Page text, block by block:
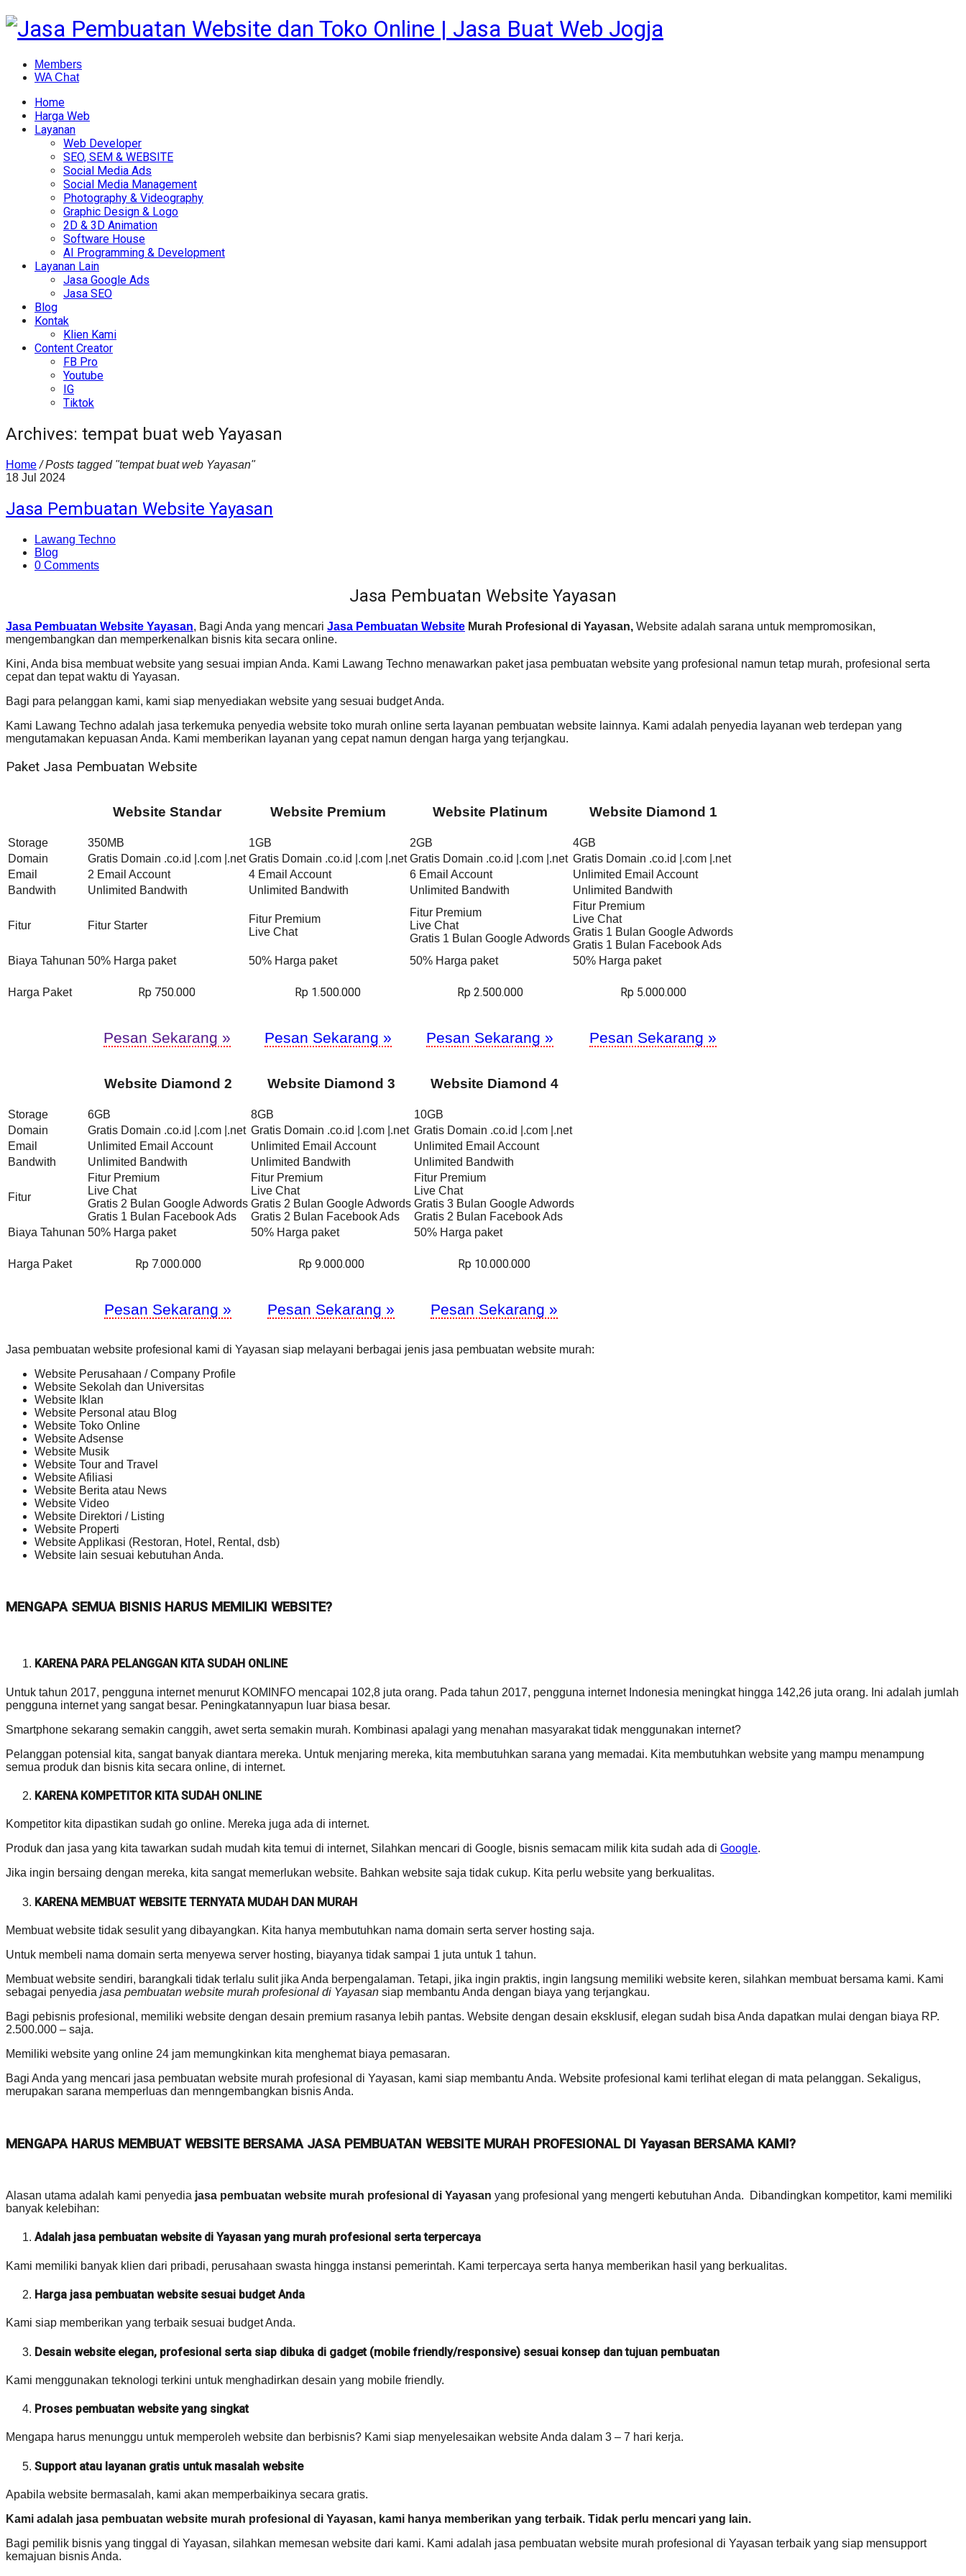
Members
WA Chat
Home
Harga Web
Layanan
Web Developer
SEO, SEM & WEBSITE
Social Media Ads
Social Media Management
Photography & Videography
Graphic Design & Logo
2D & 3D Animation
Software House
AI Programming & Development
Layanan Lain
Jasa Google Ads
Jasa SEO
Blog
Kontak
Klien Kami
Content Creator
FB Pro
Youtube
IG
Tiktok
Archives: tempat buat web Yayasan
Home / Posts tagged "tempat buat web Yayasan"
18 Jul 2024
Jasa Pembuatan Website Yayasan
Lawang Techno
Blog
0 Comments
Jasa Pembuatan Website Yayasan
Jasa Pembuatan Website Yayasan, Bagi Anda yang mencari Jasa Pembuatan Website Murah Profesional di Yayasan, Website adalah sarana untuk mempromosikan,
mengembangkan dan memperkenalkan bisnis kita secara online.
Kini, Anda bisa membuat website yang sesuai impian Anda. Kami Lawang Techno menawarkan paket jasa pembuatan website yang profesional namun tetap murah, profesional serta
cepat dan tepat waktu di Yayasan.
Bagi para pelanggan kami, kami siap menyediakan website yang sesuai budget Anda.
Kami Lawang Techno adalah jasa terkemuka penyedia website toko murah online serta layanan pembuatan website lainnya. Kami adalah penyedia layanan web terdepan yang
mengutamakan kepuasan Anda. Kami memberikan layanan yang cepat namun dengan harga yang terjangkau.
Paket Jasa Pembuatan Website
Website Standar Website Premium Website Platinum Website Diamond 1
Storage 350MB 1GB 2GB
4GB
Domain
Gratis Domain .co.id |.com |.net Gratis Domain .co.id |.com |.net Gratis Domain .co.id |.com |.net Gratis Domain .co.id |.com |.net
Email
2 Email Account 4 Email Account 6 Email Account
Unlimited Email Account
Bandwith
Unlimited Bandwith Unlimited Bandwith Unlimited Bandwith Unlimited Bandwith
Fitur Fitur Starter
Fitur Premium
Live Chat
Fitur Premium
Live Chat
Gratis 1 Bulan Google Adwords
Fitur Premium
Live Chat
Gratis 1 Bulan Google Adwords
Gratis 1 Bulan Facebook Ads
Biaya Tahunan 50% Harga paket 50% Harga paket 50% Harga paket 50% Harga paket
Harga Paket Rp 750.000 Rp 1.500.000 Rp 2.500.000 Rp 5.000.000
Pesan Sekarang » Pesan Sekarang » Pesan Sekarang » Pesan Sekarang »
Website Diamond 2 Website Diamond 3 Website Diamond 4
Storage 6GB 8GB
10GB
Domain
Gratis Domain .co.id |.com |.net Gratis Domain .co.id |.com |.net Gratis Domain .co.id |.com |.net
Email
Unlimited Email Account Unlimited Email Account
Unlimited Email Account
Bandwith
Unlimited Bandwith Unlimited Bandwith Unlimited Bandwith
Fitur
Fitur Premium
Live Chat
Gratis 2 Bulan Google Adwords
Gratis 1 Bulan Facebook Ads
Fitur Premium
Live Chat
Gratis 2 Bulan Google Adwords
Gratis 2 Bulan Facebook Ads
Fitur Premium
Live Chat
Gratis 3 Bulan Google Adwords
Gratis 2 Bulan Facebook Ads
Biaya Tahunan 50% Harga paket 50% Harga paket 50% Harga paket
Harga Paket Rp 7.000.000 Rp 9.000.000 Rp 10.000.000
Pesan Sekarang » Pesan Sekarang » Pesan Sekarang »
Jasa pembuatan website profesional kami di Yayasan siap melayani berbagai jenis jasa pembuatan website murah:
Website Perusahaan / Company Profile
Website Sekolah dan Universitas
Website Iklan
Website Personal atau Blog
Website Toko Online
Website Adsense
Website Musik
Website Tour and Travel
Website Afiliasi
Website Berita atau News
Website Video
Website Direktori / Listing
Website Properti
Website Applikasi (Restoran, Hotel, Rental, dsb)
Website lain sesuai kebutuhan Anda.
MENGAPA SEMUA BISNIS HARUS MEMILIKI WEBSITE?
KARENA PARA PELANGGAN KITA SUDAH ONLINE
Untuk tahun 2017, pengguna internet menurut KOMINFO mencapai 102,8 juta orang. Pada tahun 2017, pengguna internet Indonesia meningkat hingga 142,26 juta orang. Ini adalah jumlah
pengguna internet yang sangat besar. Peningkatannyapun luar biasa besar.
Smartphone sekarang semakin canggih, awet serta semakin murah. Kombinasi apalagi yang menahan masyarakat tidak menggunakan internet?
Pelanggan potensial kita, sangat banyak diantara mereka. Untuk menjaring mereka, kita membutuhkan sarana yang memadai. Kita membutuhkan website yang mampu menampung
semua produk dan bisnis kita secara online, di internet.
KARENA KOMPETITOR KITA SUDAH ONLINE
Kompetitor kita dipastikan sudah go online. Mereka juga ada di internet.
Produk dan jasa yang kita tawarkan sudah mudah kita temui di internet, Silahkan mencari di Google, bisnis semacam milik kita sudah ada di Google.
Jika ingin bersaing dengan mereka, kita sangat memerlukan website. Bahkan website saja tidak cukup. Kita perlu website yang berkualitas.
KARENA MEMBUAT WEBSITE TERNYATA MUDAH DAN MURAH
Membuat website tidak sesulit yang dibayangkan. Kita hanya membutuhkan nama domain serta server hosting saja.
Untuk membeli nama domain serta menyewa server hosting, biayanya tidak sampai 1 juta untuk 1 tahun.
Membuat website sendiri, barangkali tidak terlalu sulit jika Anda berpengalaman. Tetapi, jika ingin praktis, ingin langsung memiliki website keren, silahkan membuat bersama kami. Kami
sebagai penyedia jasa pembuatan website murah profesional di Yayasan siap membantu Anda dengan biaya yang terjangkau.
Bagi pebisnis profesional, memiliki website dengan desain premium rasanya lebih pantas. Website dengan desain eksklusif, elegan sudah bisa Anda dapatkan mulai dengan biaya RP.
2.500.000 – saja.
Memiliki website yang online 24 jam memungkinkan kita menghemat biaya pemasaran.
Bagi Anda yang mencari jasa pembuatan website murah profesional di Yayasan, kami siap membantu Anda. Website profesional kami terlihat elegan di mata pelanggan. Sekaligus,
merupakan sarana memperluas dan menngembangkan bisnis Anda.
MENGAPA HARUS MEMBUAT WEBSITE BERSAMA JASA PEMBUATAN WEBSITE MURAH PROFESIONAL DI Yayasan BERSAMA KAMI?
Alasan utama adalah kami penyedia jasa pembuatan website murah profesional di Yayasan yang profesional yang mengerti kebutuhan Anda. Dibandingkan kompetitor, kami memiliki
banyak kelebihan:
Adalah jasa pembuatan website di Yayasan yang murah profesional serta terpercaya
Kami memiliki banyak klien dari pribadi, perusahaan swasta hingga instansi pemerintah. Kami terpercaya serta hanya memberikan hasil yang berkualitas.
Harga jasa pembuatan website sesuai budget Anda
Kami siap memberikan yang terbaik sesuai budget Anda.
Desain website elegan, profesional serta siap dibuka di gadget (mobile friendly/responsive) sesuai konsep dan tujuan pembuatan
Kami menggunakan teknologi terkini untuk menghadirkan desain yang mobile friendly.
Proses pembuatan website yang singkat
Mengapa harus menunggu untuk memperoleh website dan berbisnis? Kami siap menyelesaikan website Anda dalam 3 – 7 hari kerja.
Support atau layanan gratis untuk masalah website
Apabila website bermasalah, kami akan memperbaikinya secara gratis.
Kami adalah jasa pembuatan website murah profesional di Yayasan, kami hanya memberikan yang terbaik. Tidak perlu mencari yang lain.
Bagi pemilik bisnis yang tinggal di Yayasan, silahkan memesan website dari kami. Kami adalah jasa pembuatan website murah profesional di Yayasan terbaik yang siap mensupport
kemajuan bisnis Anda.